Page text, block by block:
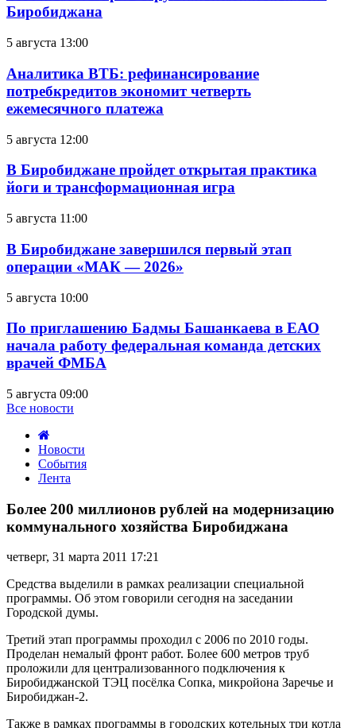
Биробиджана
5 августа 13:00
Аналитика ВТБ: рефинансирование
потребкредитов экономит четверть
ежемесячного платежа
5 августа 12:00
В Биробиджане пройдет открытая практика
йоги и трансформационная игра
5 августа 11:00
В Биробиджане завершился первый этап
операции «МАК — 2026»
5 августа 10:00
По приглашению Бадмы Башанкаева в ЕАО
начала работу федеральная команда детских
врачей ФМБА
5 августа 09:00
Все новости
Новости
События
Лента
200
рублей
модернизацию
хозяйства
Биробиджана
Более 200 миллионов рублей на модернизацию
коммунального хозяйства Биробиджана
четверг, 31 марта 2011 17:21
Средства выделили в рамках реализации специальной
программы. Об этом говорили сегодня на заседании
Городской думы.
Третий этап программы проходил с 2006 по 2010 годы.
Проделан немалый фронт работ. Более 600 метров труб
проложили для централизованного подключения к
Биробиджанской ТЭЦ посёлка Сопка, микройона Заречье и
Биробиджан-2.
Также в рамках программы в городских котельных три котла